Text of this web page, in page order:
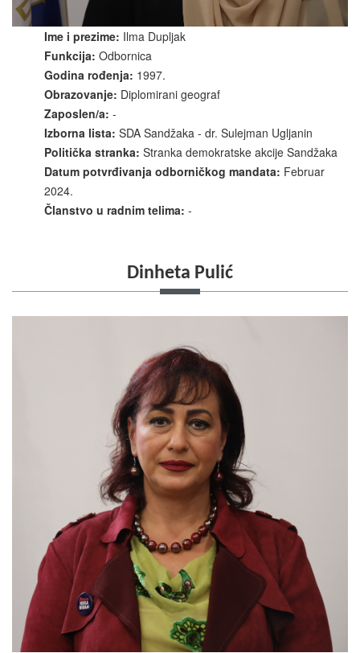
Ime i prezime: Ilma Dupljak
Funkcija: Odbornica
Godina rođenja: 1997.
Obrazovanje: Diplomirani geograf
Zaposlen/a: -
Izborna lista: SDA Sandžaka - dr. Sulejman Ugljanin
Politička stranka: Stranka demokratske akcije Sandžaka
Datum potvrđivanja odborničkog mandata: Februar
2024.
Članstvo u radnim telima: -
Dinheta Pulić